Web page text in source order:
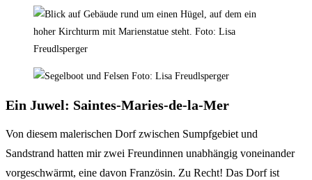
Ein Juwel: Saintes-Maries-de-la-Mer
Von diesem malerischen Dorf zwischen Sumpfgebiet und
Sandstrand hatten mir zwei Freundinnen unabhängig voneinander
vorgeschwärmt, eine davon Französin. Zu Recht! Das Dorf ist